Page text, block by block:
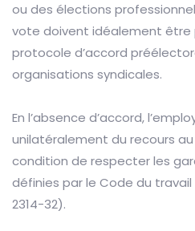
ou des élections
vote doivent idéalement être
protocole d’accord
organisations syndicales.
En l’absence d’accord,
unilatéralement du recours
condition de respecter les
définies par le Code du travail
2314-32).